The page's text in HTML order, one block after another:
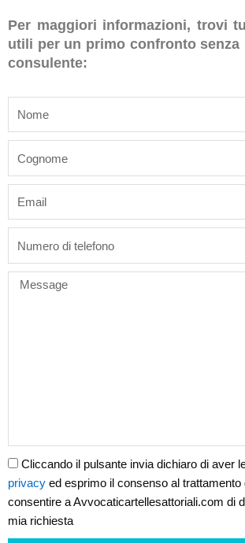
Per maggiori informazioni, trovi
utili per un primo confronto senza
consulente:
Message
Cliccando il pulsante invia dichiaro di aver
privacy ed esprimo il consenso al trattamento
consentire a Avvocaticartellesattoriali.com di
mia richiesta